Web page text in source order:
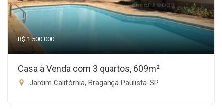
R$ 1.500.000
Casa à Venda com 3 quartos, 609m²
Jardim Califórnia, Bragança Paulista-SP